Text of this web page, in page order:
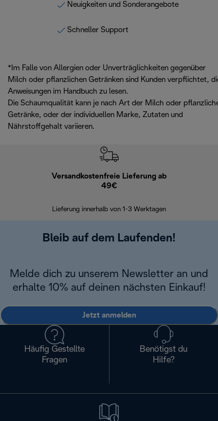
Neuigkeiten und Sonderangebote
Schneller Support
*Im Falle von Allergien oder Unverträglichkeiten gegenüber
Milch oder pflanzlichen Getränken sind Kunden verpflichtet,
Anweisungen im Handbuch zu lesen.
Die Schaumqualität kann je nach Art der Milch oder
Getränke, oder der individuellen Marke, Zutaten und
Nährstoffgehalt variieren.
Versandkostenfreie Lieferung ab
49€
Lieferung innerhalb von 1-3 Werktagen
Bleib auf dem Laufenden!
Melde dich zu unserem Newsletter an und
erhalte 10% auf deinen nächsten Einkauf!
Jetzt anmelden
Häufig Gestellte
Fragen
Benötigst du
Hilfe?